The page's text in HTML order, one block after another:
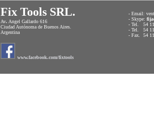
Fix Tools SRL.
Av. Angel Gallardo 616
Ciudad Autónoma de Buenos Aires.
Argentina
www.facebook.com/fixtools
- Email:
- Skype:
- Tel. 54
- Tel. 54
- Fax. 54